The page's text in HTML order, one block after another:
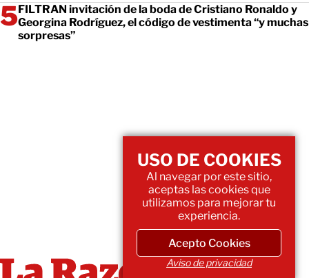
FILTRAN invitación de la boda de Cristiano Ronaldo y
Georgina Rodríguez, el código de vestimenta “y muchas
sorpresas”
USO DE COOKIES
Al navegar por este sitio,
aceptas las cookies que
utilizamos para mejorar tu
experiencia.
Acepto Cookies
Aviso de privacidad